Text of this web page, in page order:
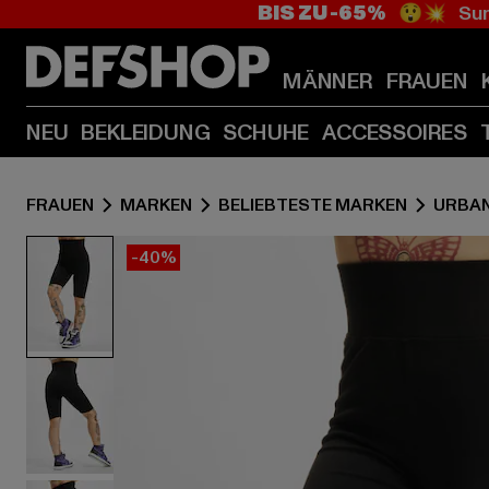
BIS ZU -65% 😲💥
MÄNNER FRAUEN
NEU BEKLEIDUNG SCHUHE ACCESSOIRES
FRAUEN MARKEN BELIEBTESTE MARKEN
-40%